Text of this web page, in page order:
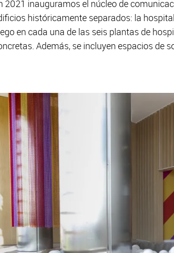
2021 inauguramos el núcleo de
históricamente separados: la
en cada una de las seis plantas de
Además, se incluyen espacios de